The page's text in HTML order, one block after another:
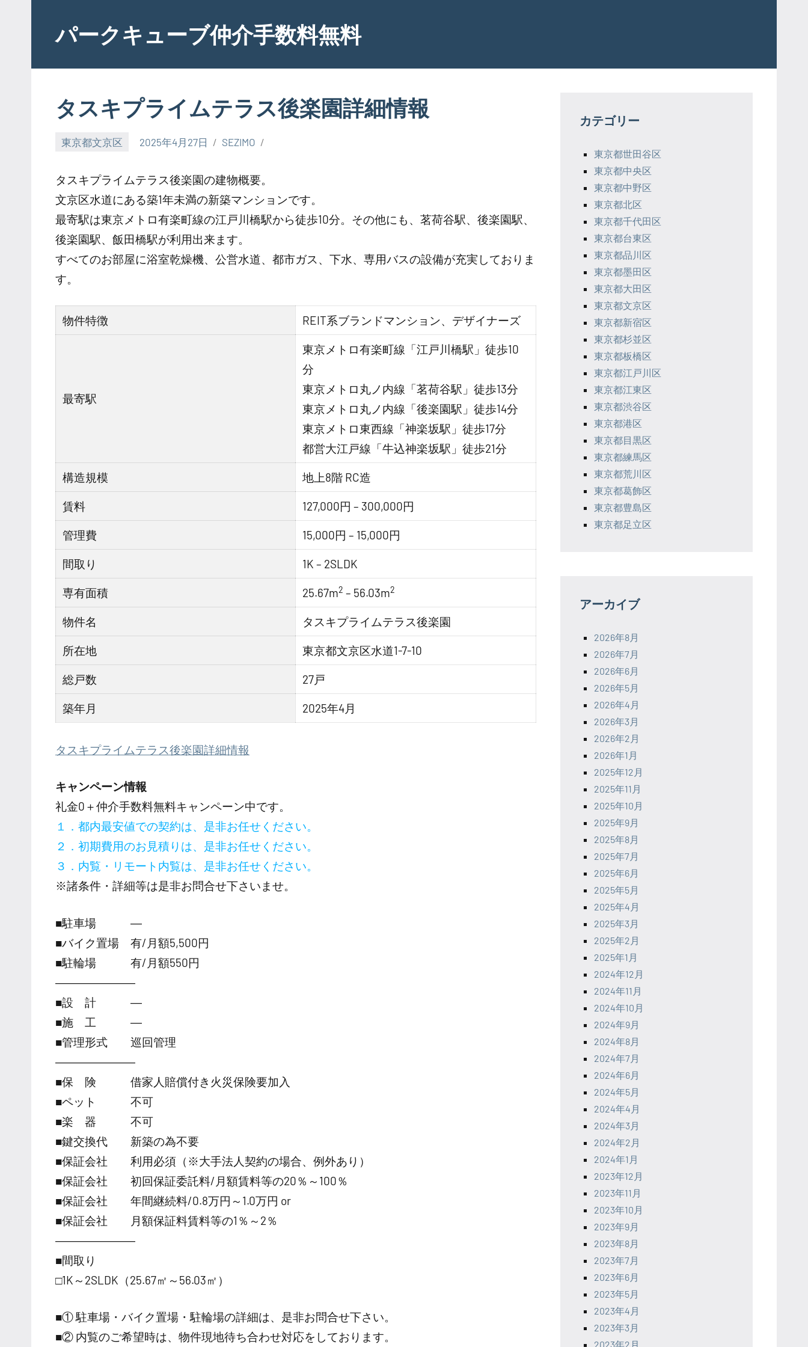
contentパークキューブ仲介手数料無料
タスキプライムテラス後楽園詳細情報
東京都文京区 2025年4月27日 SEZIMO
タスキプライムテラス後楽園の建物概要。
文京区水道にある築1年未満の新築マンションです。
最寄駅は東京メトロ有楽町線の江戸川橋駅から徒歩10分。その他にも、茗荷谷駅、後楽園駅、
後楽園駅、飯田橋駅が利用出来ます。
すべてのお部屋に浴室乾燥機、公営水道、都市ガス、下水、専用バスの設備が充実しておりま
す。
物件特徴 REIT系ブランドマンション、デザイナーズ
最寄駅
東京メトロ有楽町線「江戸川橋駅」徒歩10
分
東京メトロ丸ノ内線「茗荷谷駅」徒歩13分
東京メトロ丸ノ内線「後楽園駅」徒歩14分
東京メトロ東西線「神楽坂駅」徒歩17分
都営大江戸線「牛込神楽坂駅」徒歩21分
構造規模 地上8階 RC造
賃料 127,000円 – 300,000円
管理費 15,000円 – 15,000円
間取り 1K – 2SLDK
専有面積 25.67m2 – 56.03m2
物件名 タスキプライムテラス後楽園
所在地 東京都文京区水道1-7-10
総戸数 27戸
築年月 2025年4月
タスキプライムテラス後楽園詳細情報
キャンペーン情報
礼金0 ＋仲介手数料無料キャンペーン中です。
１．都内最安値での契約は、是非お任せください。
２．初期費用のお見積りは、是非お任せください。
３．内覧・リモート内覧は、是非お任せください。
※諸条件・詳細等は是非お問合せ下さいませ。
■駐車場 ―
■バイク置場 有/月額5,500円
■駐輪場 有/月額550円
―――――――
■設 計 ―
■施 工 ―
■管理形式 巡回管理
―――――――
■保 険 借家人賠償付き火災保険要加入
■ペット 不可
■楽 器 不可
■鍵交換代 新築の為不要
■保証会社 利用必須（※大手法人契約の場合、例外あり）
■保証会社 初回保証委託料/月額賃料等の20％～100％
■保証会社 年間継続料/0.8万円～1.0万円 or
■保証会社 月額保証料賃料等の1％～2％
―――――――
■間取り
□1K～2SLDK（25.67㎡～56.03㎡）
■① 駐車場・バイク置場・駐輪場の詳細は、是非お問合せ下さい。
■② 内覧のご希望時は、物件現地待ち合わせ対応をしております。
カテゴリー
東京都世田谷区
東京都中央区
東京都中野区
東京都北区
東京都千代田区
東京都台東区
東京都品川区
東京都墨田区
東京都大田区
東京都文京区
東京都新宿区
東京都杉並区
東京都板橋区
東京都江戸川区
東京都江東区
東京都渋谷区
東京都港区
東京都目黒区
東京都練馬区
東京都荒川区
東京都葛飾区
東京都豊島区
東京都足立区
アーカイブ
2026年8月
2026年7月
2026年6月
2026年5月
2026年4月
2026年3月
2026年2月
2026年1月
2025年12月
2025年11月
2025年10月
2025年9月
2025年8月
2025年7月
2025年6月
2025年5月
2025年4月
2025年3月
2025年2月
2025年1月
2024年12月
2024年11月
2024年10月
2024年9月
2024年8月
2024年7月
2024年6月
2024年5月
2024年4月
2024年3月
2024年2月
2024年1月
2023年12月
2023年11月
2023年10月
2023年9月
2023年8月
2023年7月
2023年6月
2023年5月
2023年4月
2023年3月
2023年2月